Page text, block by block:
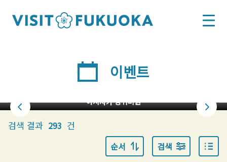
이벤트
아지사카 양귀비원
검색 결과 293 건
순서 검색